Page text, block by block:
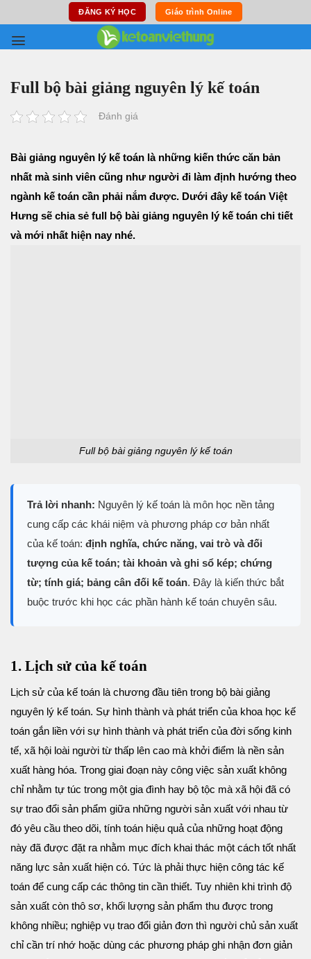
content
ĐĂNG KÝ HỌC Giáo trình Online
Full bộ bài giảng nguyên lý kế toán
Đánh giá
Bài giảng nguyên lý kế toán là những kiến thức căn bản
nhất mà sinh viên cũng như người đi làm định hướng theo
ngành kế toán cần phải nắm được. Dưới đây kế toán Việt
Hưng sẽ chia sẻ full bộ bài giảng nguyên lý kế toán chi tiết
và mới nhất hiện nay nhé.
Full bộ bài giảng nguyên lý kế toán
Trả lời nhanh: Nguyên lý kế toán là môn học nền tảng
cung cấp các khái niệm và phương pháp cơ bản nhất
của kế toán: định nghĩa, chức năng, vai trò và đối
tượng của kế toán; tài khoản và ghi sổ kép; chứng
từ; tính giá; bảng cân đối kế toán. Đây là kiến thức bắt
buộc trước khi học các phần hành kế toán chuyên sâu.
1. Lịch sử của kế toán
Lịch sử của kế toán là chương đầu tiên trong bộ bài giảng
nguyên lý kế toán. Sự hình thành và phát triển của khoa học kế
toán gắn liền với sự hình thành và phát triển của đời sống kinh
tế, xã hội loài người từ thấp lên cao mà khởi điểm là nền sản
xuất hàng hóa. Trong giai đoạn này công việc sản xuất không
chỉ nhằm tự túc trong một gia đình hay bộ tộc mà xã hội đã có
sự trao đổi sản phẩm giữa những người sản xuất với nhau từ
đó yêu cầu theo dõi, tính toán hiệu quả của những hoạt động
này đã được đặt ra nhằm mục đích khai thác một cách tốt nhất
năng lực sản xuất hiện có. Tức là phải thực hiện công tác kế
toán để cung cấp các thông tin cần thiết. Tuy nhiên khi trình độ
sản xuất còn thô sơ, khối lượng sản phẩm thu được trong
không nhiều; nghiệp vụ trao đổi giản đơn thì người chủ sản xuất
chỉ cần trí nhớ hoặc dùng các phương pháp ghi nhận đơn giản